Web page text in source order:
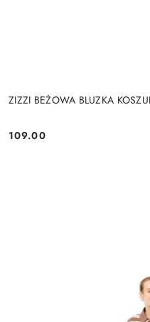
ZIZZI BEŻOWA BLUZKA
Cena:
109.00